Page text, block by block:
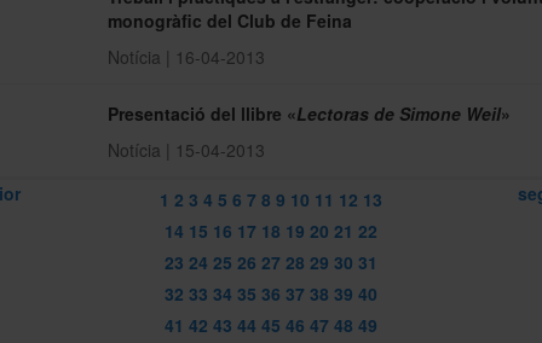
monogràfic del Club de Feina
Notícia | 16-04-2013
Presentació del llibre «Lectoras de Simone Weil»
Notícia | 15-04-2013
1 2 3 4 5 6 7 8 9 10 11 12 13
14 15 16 17 18 19 20 21 22
23 24 25 26 27 28 29 30 31
32 33 34 35 36 37 38 39 40
41 42 43 44 45 46 47 48 49